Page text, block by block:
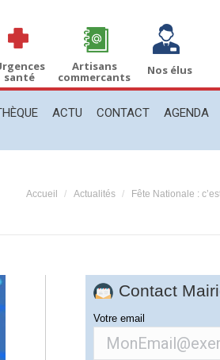
santé
Artisans
commercants Nos élus
ACTU CONTACT AGENDA
Vous êtes ici :
Accueil Actualités Fête Nationale :
Contact
Votre email
CONTACT AGENDA